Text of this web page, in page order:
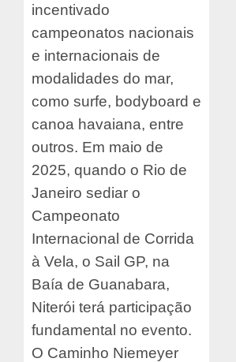
incentivado
campeonatos nacionais
e internacionais de
modalidades do mar,
como surfe, bodyboard e
canoa havaiana, entre
outros. Em maio de
2025, quando o Rio de
Janeiro sediar o
Campeonato
Internacional de Corrida
à Vela, o Sail GP, na
Baía de Guanabara,
Niterói terá participação
fundamental no evento.
O Caminho Niemeyer